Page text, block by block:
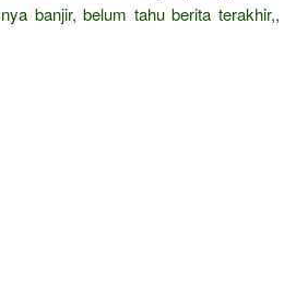
banjir, belum tahu berita terakhir,,